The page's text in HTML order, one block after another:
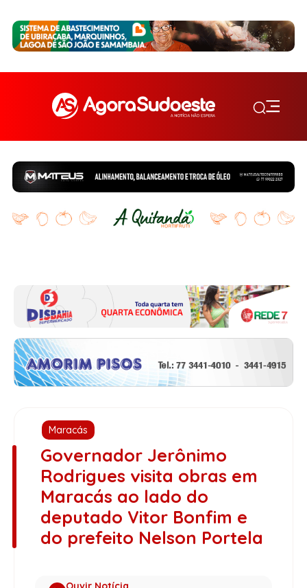
Maracás
Governador Jerônimo
Rodrigues visita obras em
Maracás ao lado do
deputado Vitor Bonfim e
do prefeito Nelson Portela